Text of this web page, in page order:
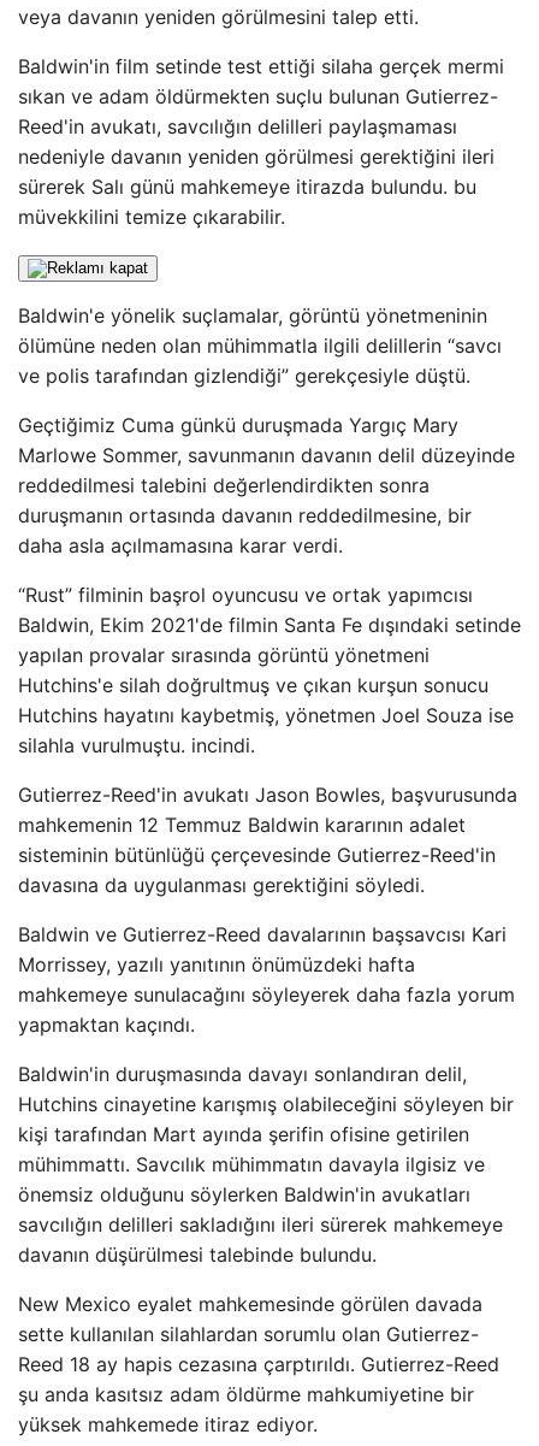
veya davanın yeniden görülmesini talep etti.
Baldwin'in film setinde test ettiği silaha gerçek mermi
sıkan ve adam öldürmekten suçlu bulunan Gutierrez-
Reed'in avukatı, savcılığın delilleri paylaşmaması
nedeniyle davanın yeniden görülmesi gerektiğini ileri
sürerek Salı günü mahkemeye itirazda bulundu. bu
müvekkilini temize çıkarabilir.
Baldwin'e yönelik suçlamalar, görüntü yönetmeninin
ölümüne neden olan mühimmatla ilgili delillerin “savcı
ve polis tarafından gizlendiği” gerekçesiyle düştü.
Geçtiğimiz Cuma günkü duruşmada Yargıç Mary
Marlowe Sommer, savunmanın davanın delil düzeyinde
reddedilmesi talebini değerlendirdikten sonra
duruşmanın ortasında davanın reddedilmesine, bir
daha asla açılmamasına karar verdi.
“Rust” filminin başrol oyuncusu ve ortak yapımcısı
Baldwin, Ekim 2021'de filmin Santa Fe dışındaki setinde
yapılan provalar sırasında görüntü yönetmeni
Hutchins'e silah doğrultmuş ve çıkan kurşun sonucu
Hutchins hayatını kaybetmiş, yönetmen Joel Souza ise
silahla vurulmuştu. incindi.
Gutierrez-Reed'in avukatı Jason Bowles, başvurusunda
mahkemenin 12 Temmuz Baldwin kararının adalet
sisteminin bütünlüğü çerçevesinde Gutierrez-Reed'in
davasına da uygulanması gerektiğini söyledi.
Baldwin ve Gutierrez-Reed davalarının başsavcısı Kari
Morrissey, yazılı yanıtının önümüzdeki hafta
mahkemeye sunulacağını söyleyerek daha fazla yorum
yapmaktan kaçındı.
Baldwin'in duruşmasında davayı sonlandıran delil,
Hutchins cinayetine karışmış olabileceğini söyleyen bir
kişi tarafından Mart ayında şerifin ofisine getirilen
mühimmattı. Savcılık mühimmatın davayla ilgisiz ve
önemsiz olduğunu söylerken Baldwin'in avukatları
savcılığın delilleri sakladığını ileri sürerek mahkemeye
davanın düşürülmesi talebinde bulundu.
New Mexico eyalet mahkemesinde görülen davada
sette kullanılan silahlardan sorumlu olan Gutierrez-
Reed 18 ay hapis cezasına çarptırıldı. Gutierrez-Reed
şu anda kasıtsız adam öldürme mahkumiyetine bir
yüksek mahkemede itiraz ediyor.